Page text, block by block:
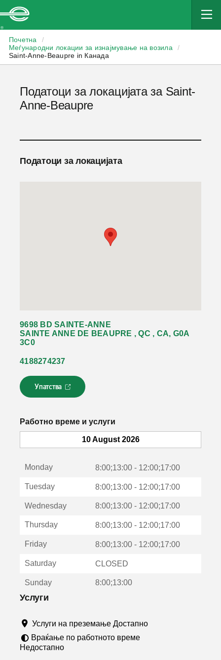
Почетна
/
Меѓународни локации за изнајмување на возила
/
Saint-Anne-Beaupre in Канада
Податоци за локацијата за Saint-
Anne-Beaupre
Податоци за локацијата
9698 BD SAINTE-ANNE
SAINTE ANNE DE BEAUPRE , QC , CA, G0A
3C0
4188274237
Упатства
Л
и
к
с
о
р
Работно време и услуги
10 August 2026
Monday 8:00;13:00 - 12:00;17:00
Tuesday 8:00;13:00 - 12:00;17:00
Wednesday 8:00;13:00 - 12:00;17:00
Thursday 8:00;13:00 - 12:00;17:00
Friday 8:00;13:00 - 12:00;17:00
Saturday CLOSED
Sunday 8:00;13:00
Услуги
Услуги на преземање Достапно
Враќање по работното време
Недостапно